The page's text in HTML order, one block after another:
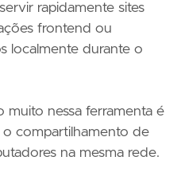
rapidamente sites
frontend ou
localmente durante o
muito nessa ferramenta é
o compartilhamento de
na mesma rede.